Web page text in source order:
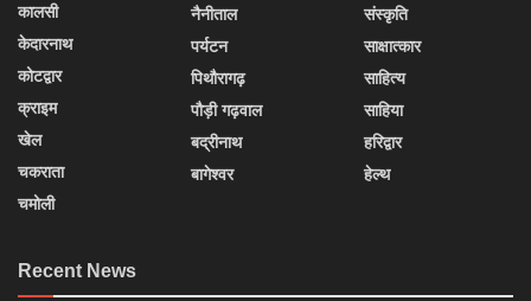
कालसी
केदारनाथ
कोटद्वार
क्राइम
खेल
चकराता
चमोली
नैनीताल
पर्यटन
पिथौरागढ़
पौड़ी गढ़वाल
बद्रीनाथ
बागेश्वर
संस्कृति
साक्षात्कार
साहित्य
साहिया
हरिद्वार
हेल्थ
Recent News